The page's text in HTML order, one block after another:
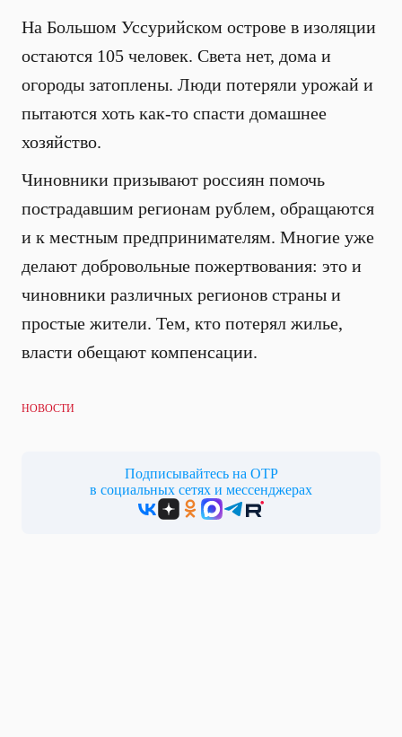
На Большом Уссурийском острове в изоляции
остаются 105 человек. Света нет, дома и
огороды затоплены. Люди потеряли урожай и
пытаются хоть как-то спасти домашнее
хозяйство.
Чиновники призывают россиян помочь
пострадавшим регионам рублем, обращаются
и к местным предпринимателям. Многие уже
делают добровольные пожертвования: это и
чиновники различных регионов страны и
простые жители. Тем, кто потерял жилье,
власти обещают компенсации.
НОВОСТИ
Подписывайтесь на ОТР
в социальных сетях и мессенджерах